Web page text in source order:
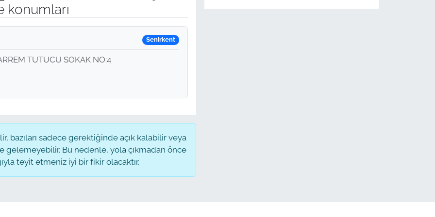
konumları
Senirkent
TUTUCU SOKAK NO:4
bazıları sadece gerektiğinde açık kalabilir veya
Bu nedenle, yola çıkmadan önce
teyit etmeniz iyi bir fikir olacaktır.